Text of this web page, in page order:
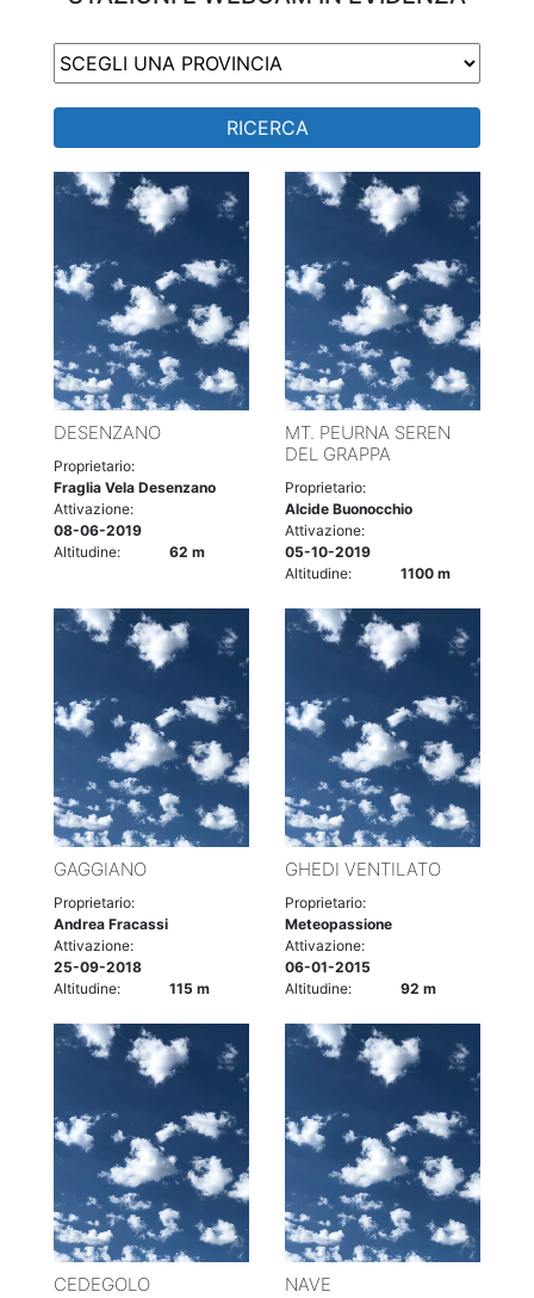
RICERCA
DESENZANO
Proprietario:
Fraglia Vela Desenzano
Attivazione:
08-06-2019
Altitudine:
62 m
MT. PEURNA SEREN
DEL GRAPPA
Proprietario:
Alcide Buonocchio
Attivazione:
05-10-2019
Altitudine:
1100 m
GAGGIANO
Proprietario:
Andrea Fracassi
Attivazione:
25-09-2018
Altitudine:
115 m
GHEDI VENTILATO
Proprietario:
Meteopassione
Attivazione:
06-01-2015
Altitudine:
92 m
CEDEGOLO NAVE